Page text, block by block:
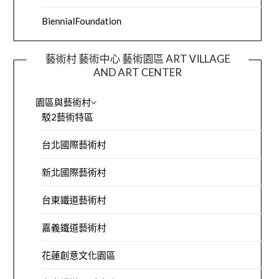
BiennialFoundation
藝術村 藝術中心 藝術園區 ART VILLAGE
AND ART CENTER
園區與藝術村
駁2藝術特區
台北國際藝術村
新北國際藝術村
台東鐵道藝術村
嘉義鐵道藝術村
花蓮創意文化園區